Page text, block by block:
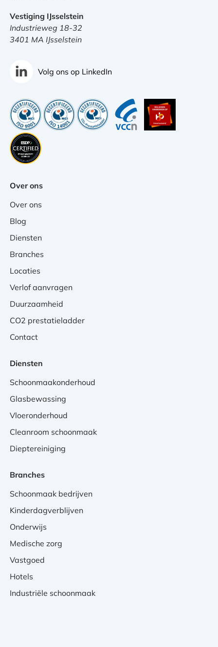
Vestiging IJsselstein
Industrieweg 18-32
3401 MA IJsselstein
Volg ons op LinkedIn
Over ons
Over ons
Blog
Diensten
Branches
Locaties
Verlof aanvragen
Duurzaamheid
CO2 prestatieladder
Contact
Diensten
Schoonmaakonderhoud
Glasbewassing
Vloeronderhoud
Cleanroom schoonmaak
Dieptereiniging
Branches
Schoonmaak bedrijven
Kinderdagverblijven
Onderwijs
Medische zorg
Vastgoed
Hotels
Industriële schoonmaak